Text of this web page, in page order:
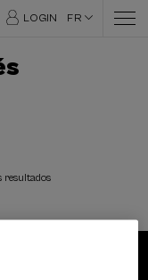
LOGIN FR
resultados